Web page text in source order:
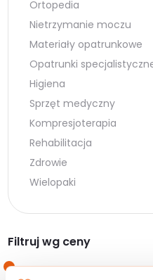
Ortopedia
Nietrzymanie moczu
Materiały opatrunkowe
Opatrunki
Higiena
Sprzęt medyczny
Kompresjoterapia
Rehabilitacja
Zdrowie
Wielopaki
Filtruj wg ceny